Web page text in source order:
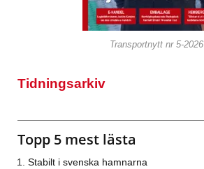
Transportnytt nr 5-2026
Tidningsarkiv
Topp 5 mest lästa
Stabilt i svenska hamnarna